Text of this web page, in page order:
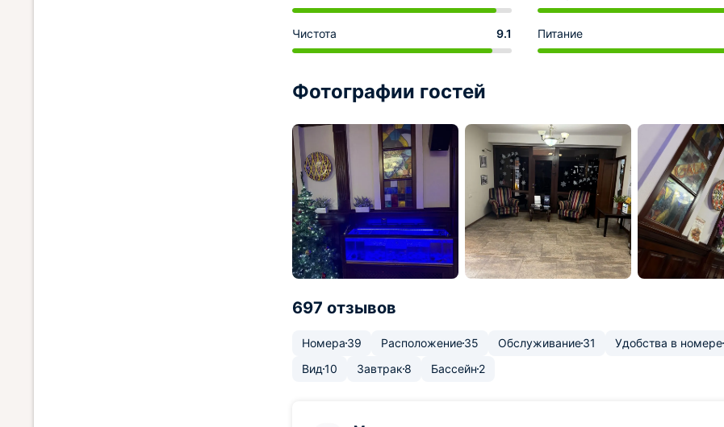
Чистота 9.1 Питание
Фотографии гостей
697 отзывов
Номера 39 Расположение35 Обслуживание31 Удобства в номере
Вид10 Завтрак 8 Бассейн 2